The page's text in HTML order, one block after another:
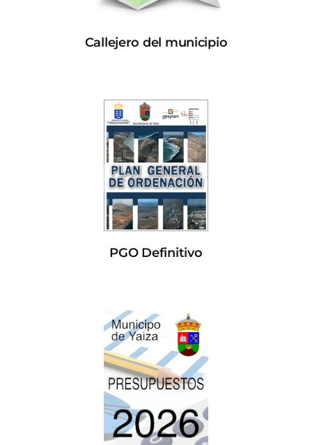
Callejero del municipio
PGO Definitivo